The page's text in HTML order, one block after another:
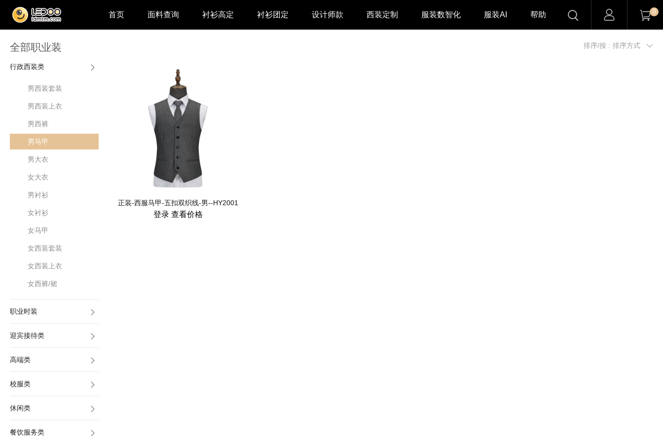
首页 面料查询 衬衫高定 衬衫团定 设计师款 西装定制 服装数智化 服装AI 帮助    0
全部职业装
行政西装类
男西装套装
男西装上衣
男西裤
男马甲
男大衣
女大衣
男衬衫
女衬衫
女马甲
女西装套装
女西装上衣
女西裤/裙
职业时装
迎宾接待类
高端类
校服类
休闲类
餐饮服务类
排序/按 : 排序方式 
正装-西服马甲-五扣双织线-男--HY2001
登录查看价格